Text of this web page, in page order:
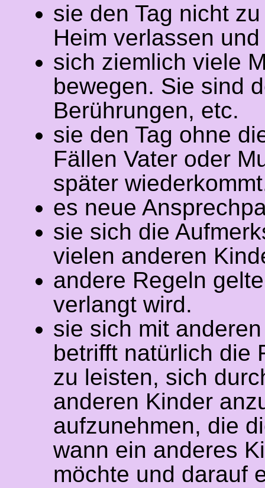
sie den Tag nicht
Heim verlassen
sich ziemlich viele
bewegen. Sie sind
Berührungen, etc.
sie den Tag ohne
Fällen Vater oder
später
es neue
sie sich die
vielen anderen
andere Regeln
verlangt wird.
sie sich mit
betrifft natürlich die
zu leisten, sich
anderen Kinder
aufzunehmen, die
wann ein anderes
möchte und darauf